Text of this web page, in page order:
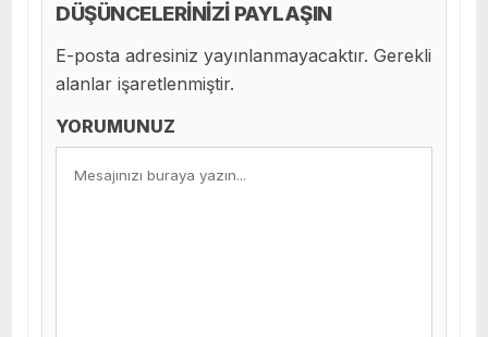
DÜŞÜNCELERİNİZİ PAYLAŞIN
E-posta adresiniz yayınlanmayacaktır. Gerekli
alanlar işaretlenmiştir.
YORUMUNUZ